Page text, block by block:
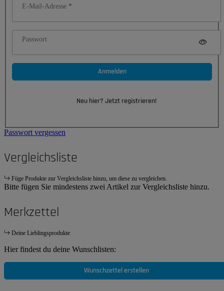
E-Mail-Adresse
Passwort
Anmelden
Neu hier? Jetzt registrieren!
Passwort vergessen
Vergleichsliste
Füge Produkte zur Vergleichsliste hinzu, um diese zu vergleichen.
Bitte fügen Sie mindestens zwei Artikel zur Vergleichsliste hinzu.
Merkzettel
Deine Lieblingsprodukte
Hier findest du deine Wunschlisten:
Wunschzettel erstellen